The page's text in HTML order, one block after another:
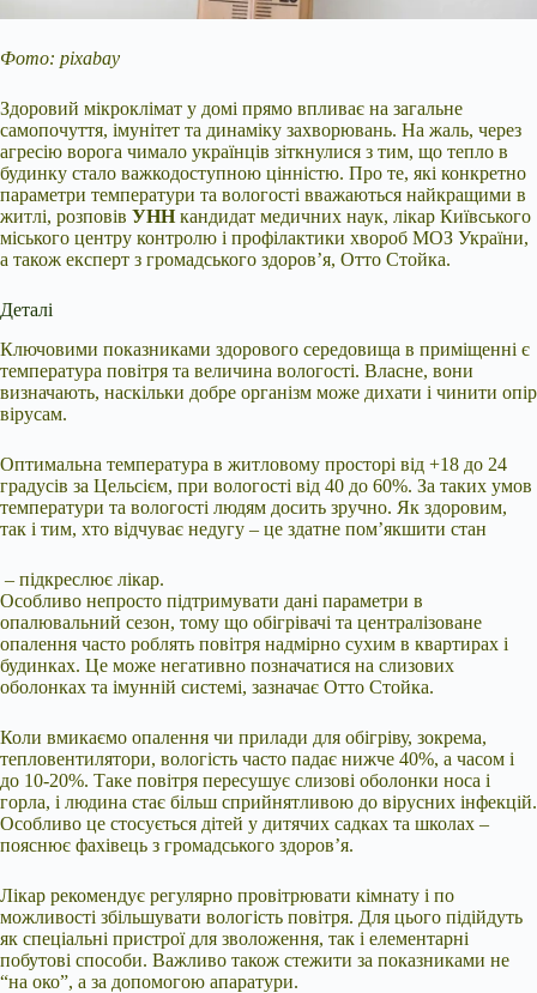
Фото: pixabay
Здоровий мікроклімат у домі прямо впливає на загальне
самопочуття, імунітет та динаміку захворювань. На жаль, через
агресію ворога чимало українців зіткнулися з тим, що тепло в
будинку стало важкодоступною цінністю. Про те, які конкретно
параметри температури та вологості вважаються найкращими в
житлі, розповів УННкандидат медичних наук, лікар Київського
міського центру контролю і профілактики хвороб МОЗ України,
а також експерт з громадського здоров’я, Отто Стойка.
Деталі
Ключовими показниками здорового середовища в приміщенні є
температура повітря та величина вологості. Власне, вони
визначають, наскільки добре організм може дихати і чинити опір
вірусам.
Оптимальна температура в житловому просторі від +18 до 24
градусів за Цельсієм, при вологості від 40 до 60%. За таких умов
температури та вологості людям досить зручно. Як здоровим,
так і тим, хто відчуває недугу – це здатне пом’якшити стан
– підкреслює лікар.
Особливо непросто підтримувати дані параметри в
опалювальний сезон, тому що обігрівачі та централізоване
опалення часто роблять повітря надмірно сухим в квартирах і
будинках. Це може негативно позначатися на слизових
оболонках та імунній системі, зазначає Отто Стойка.
Коли вмикаємо опалення чи прилади для обігріву, зокрема,
тепловентилятори, вологість часто падає нижче 40%, а часом і
до 10-20%. Таке повітря пересушує слизові оболонки носа і
горла, і людина стає більш сприйнятливою до вірусних інфекцій.
Особливо це стосується дітей у дитячих садках та школах –
пояснює фахівець з громадського здоров’я.
Лікар рекомендує регулярно провітрювати кімнату і по
можливості збільшувати вологість повітря. Для цього підійдуть
як спеціальні пристрої для зволоження, так і елементарні
побутові способи. Важливо також стежити за показниками не
“на око”, а за допомогою апаратури.